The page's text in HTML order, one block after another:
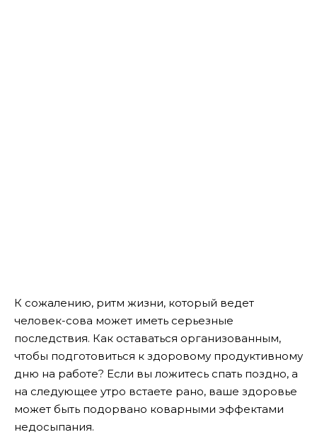
К сожалению, ритм жизни, который ведет
человек-сова может иметь серьезные
последствия. Как оставаться организованным,
чтобы подготовиться к здоровому продуктивному
дню на работе? Если вы ложитесь спать поздно, а
на следующее утро встаете рано, ваше здоровье
может быть подорвано коварными эффектами
недосыпания.